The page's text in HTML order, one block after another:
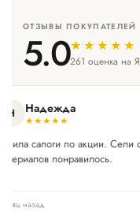
ОТЗЫВЫ ПОКУПАТЕЛЕЙ
5.0★★★★★
261 оценка на
Н Надежда
★★★★★
сапоги по акции. Сели
понравилось.
назад